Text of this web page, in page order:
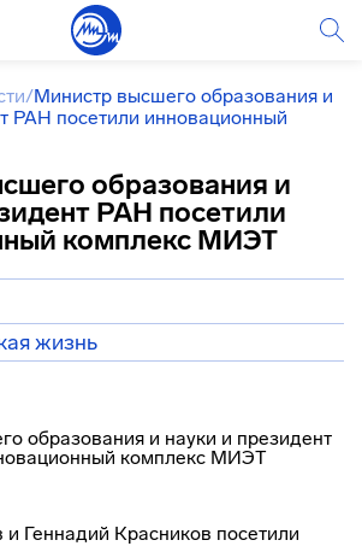
/Министр высшего образования и
РАН посетили инновационный
образования и
РАН посетили
комплекс МИЭТ
жизнь
Геннадий Красников посетили